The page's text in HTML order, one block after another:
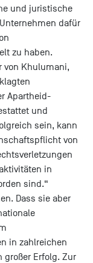
und juristische
dafür
zu haben.
von Khulumani,
Apartheid-
und
sein, kann
von
in
sind.“
Dass sie aber
in zahlreichen
großer Erfolg. Zur